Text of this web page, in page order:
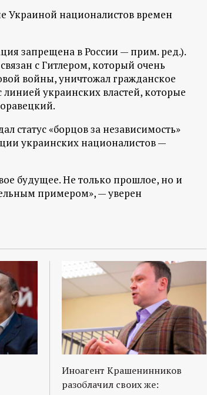
Украиной националистов времен
запрещена в России — прим. ред.).
с Гитлером, который очень
войны, уничтожал гражданское
украинских властей, которые
статус «борцов за независимость»
украинских националистов —
будущее. Не только прошлое, но и
примером», — уверен
Иноагент Крашенинников
разоблачил своих же: